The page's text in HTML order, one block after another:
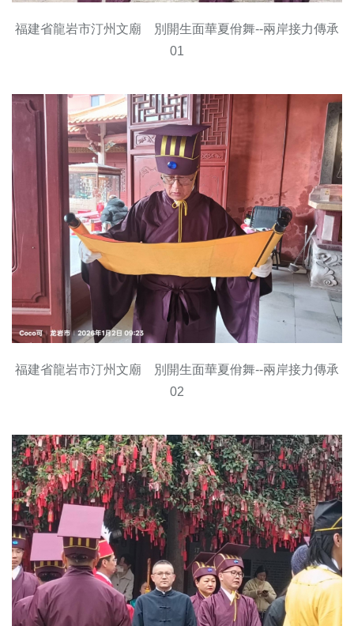
福建省龍岩市汀州文廟 別開生面華夏佾舞--兩岸接力傳承
01
福建省龍岩市汀州文廟 別開生面華夏佾舞--兩岸接力傳承
02